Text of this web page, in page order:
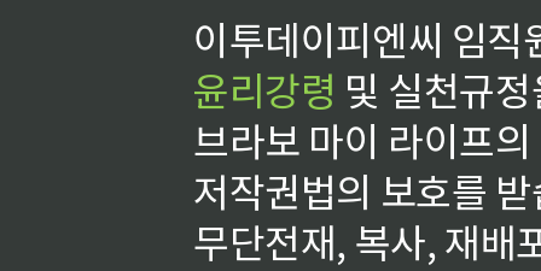
이투데이피엔씨 임
윤리강령 및 실천규
브라보 마이 라이프
저작권법의 보호를
무단전재, 복사, 재배